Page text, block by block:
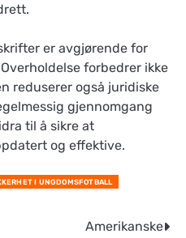
er avgjørende for
forbedrer ikke
reduserer også juridiske
gjennomgang
til å sikre at
og effektive.
I UNGDOMSFOTBALL
Amerikanske